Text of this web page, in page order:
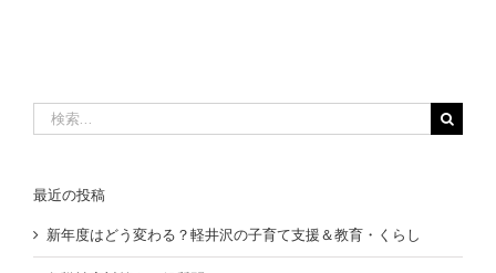
索
最近の投稿
新年度はどう変わる？軽井沢の子育て支援＆教育・くらし